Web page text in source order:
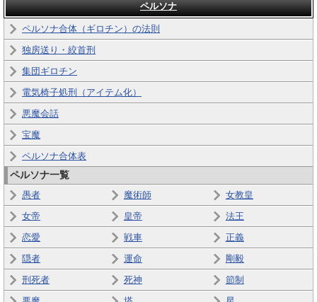
ペルソナ
ペルソナ合体（ギロチン）の法則
独房送り・絞首刑
集団ギロチン
電気椅子処刑（アイテム化）
悪魔会話
宝魔
ペルソナ合体表
ペルソナ一覧
愚者 魔術師
女教皇
女帝
皇帝
法王
恋愛
戦車
正義
隠者
運命
剛毅
刑死者
死神
節制